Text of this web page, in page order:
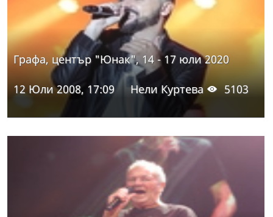
Графа, център "Юнак", 14 - 17 юли 2020
12 Юли 2008, 17:09 Нели Куртева 5103